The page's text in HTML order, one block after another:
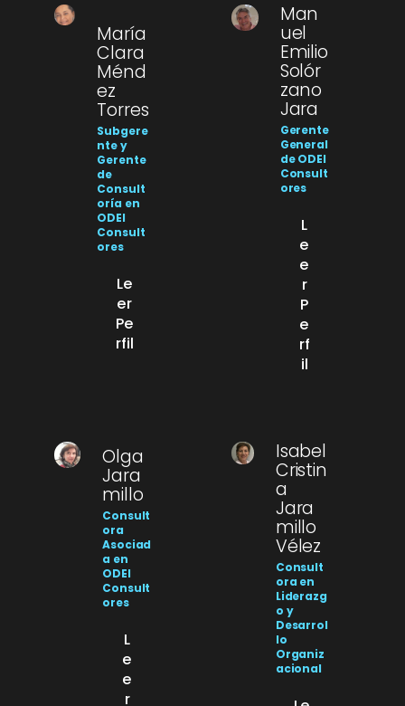
María
Clara
Ménd
ez
Torres
Subgere
nte y
Gerente
de
Consult
oría en
ODEI
Consult
ores
Le
er
Pe
rfil
Man
uel
Emilio
Solór
zano
Jara
Gerente
General
de ODEI
Consult
ores
L
e
e
r
P
e
rf
il
Olga
Jara
millo
Consult
ora
Asociad
a en
ODEI
Consult
ores
L
e
e
r
Isabel
Cristin
a
Jara
millo
Vélez
Consult
ora en
Liderazg
o y
Desarrol
lo
Organiz
acional